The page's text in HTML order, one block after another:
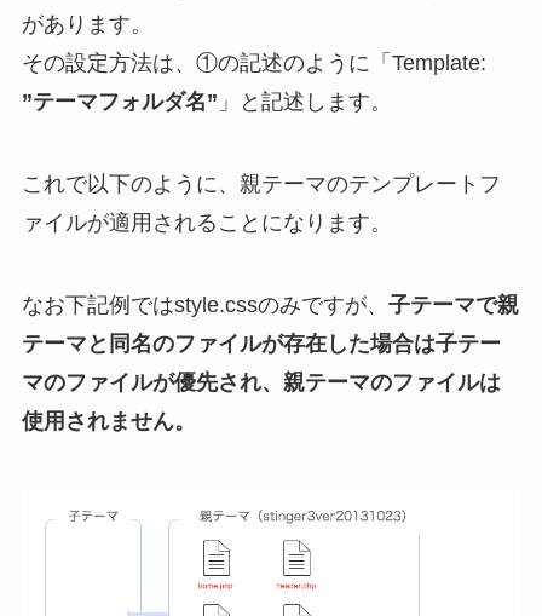
があります。
その設定方法は、①の記述のように「Template:
”テーマフォルダ名” 」と記述します。
これで以下のように、親テーマのテンプレートフ
ァイルが適用されることになります。
なお下記例ではstyle.cssのみですが、 子テーマで親
テーマと同名のファイルが存在した場合は子テー
マのファイルが優先され、親テーマのファイルは
使用されません。